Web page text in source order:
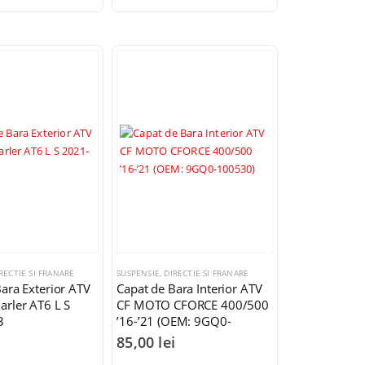
SI FRANARE
Exterior ATV
AT6 L S
SUSPENSIE, DIRECTIE SI FRANARE
Capat de Bara Interior ATV
CF MOTO CFORCE 400/500
’16-’21 (OEM: 9GQ0-
100530)
85,00 lei